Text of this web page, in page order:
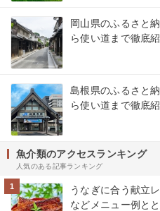
岡山県のふるさと
ら使い道まで徹底紹
島根県のふるさと
ら使い道まで徹底紹
魚介類のアクセスランキング
人気のある記事ランキング
1
うなぎに合う献立
などメニュー例と